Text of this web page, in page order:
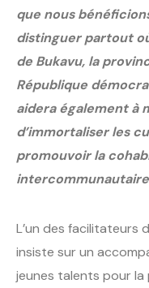
que nous
distinguer partout
de Bukavu, la
République
aidera également à
d’immortaliser les
promouvoir la
intercommunautaire
L’un des facilitateurs
insiste sur un
jeunes talents pour la